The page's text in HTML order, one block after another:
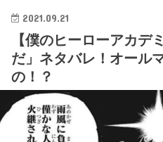
2021.09.21
【僕のヒーローアカデ
だ」ネタバレ！オール
の！？